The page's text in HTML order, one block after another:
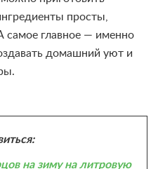
просты,
самое главное — именно
домашний уют и
на зиму на литровую